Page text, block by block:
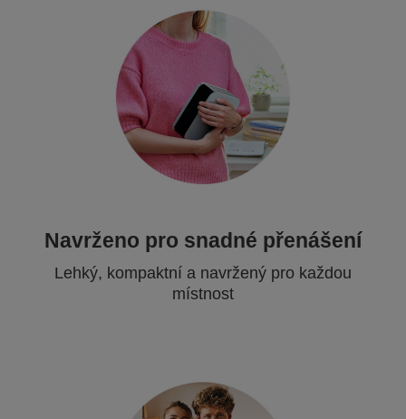
Navrženo pro snadné přenášení
Lehký, kompaktní a navržený pro každou
místnost